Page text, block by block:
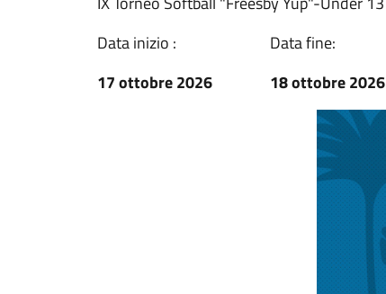
Data inizio :
17 ottobre 2026
Data fine:
18 ottobre 2026